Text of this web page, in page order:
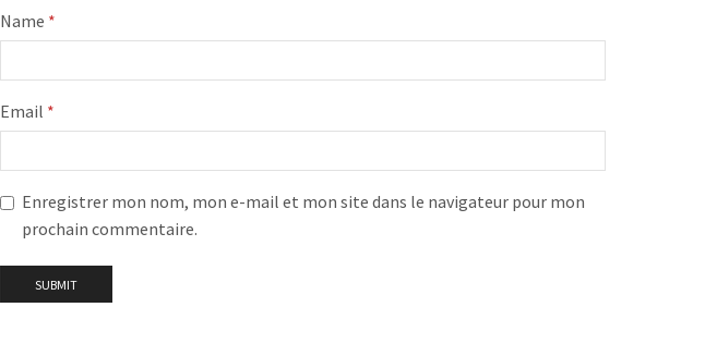
Name *
Email *
Enregistrer mon nom, mon e-mail et mon site dans le navigateur pour mon
prochain commentaire.